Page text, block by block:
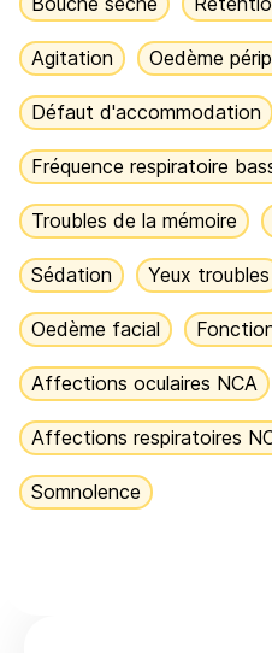
Agitation Oedème
Défaut d'accommodation
Fréquence respiratoire
Troubles de la mémoire
Sédation Yeux troubles
Oedème facial
Affections oculaires NCA
Affections respiratoires
Somnolence